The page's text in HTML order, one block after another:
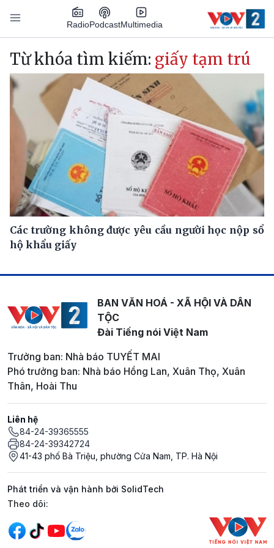
Nhảy đến nội dung
RadioPodcastMultimedia
Main navigation
Từ khóa tìm kiếm: giấy tạm trú
Các trường không được yêu cầu người học nộp sổ
hộ khẩu giấy
BAN VĂN HOÁ - XÃ HỘI VÀ DÂN
TỘC
Đài Tiếng nói Việt Nam
Trưởng ban: Nhà báo TUYẾT MAI
Phó trưởng ban: Nhà báo Hồng Lan, Xuân Thọ, Xuân
Thân, Hoài Thu
Liên hệ
84-24-39365555
84-24-39342724
41-43 phố Bà Triệu, phường Cửa Nam, TP. Hà Nội
Phát triển và vận hành bởi SolidTech
Mạng xã hội
Theo dõi: